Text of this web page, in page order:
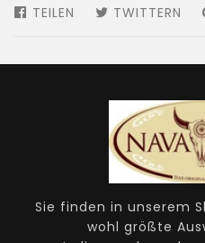
TEILEN AUF
TWITTERN
Sie finden in unserem
wohl größte